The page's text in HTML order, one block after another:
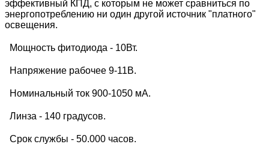
эффективный КПД, с которым не может сравниться по
энергопотреблению ни один другой источник "платного"
освещения.
Мощность фитодиода - 10Вт.
Напряжение рабочее 9-11В.
Номинальный ток 900-1050 мА.
Линза - 140 градусов.
Срок службы - 50.000 часов.